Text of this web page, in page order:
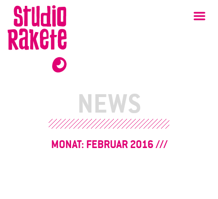
Zum
Inhalt
Studio
Rakete
NEWS
MONAT: FEBRUAR 2016